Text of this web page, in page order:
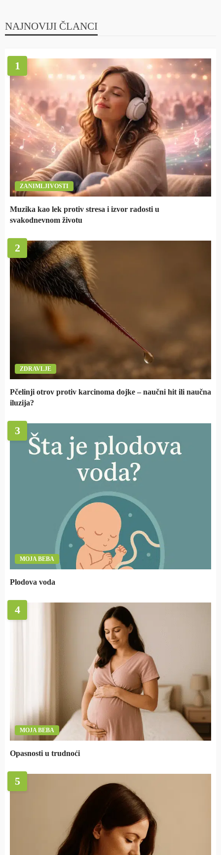
NAJNOVIJI ČLANCI
1
ZANIMLJIVOSTI
Muzika kao lek protiv stresa i izvor radosti u
svakodnevnom životu
2
ZDRAVLJE
Pčelinji otrov protiv karcinoma dojke – naučni hit ili naučna
iluzija?
3
MOJA BEBA
Plodova voda
4
MOJA BEBA
Opasnosti u trudnoći
5